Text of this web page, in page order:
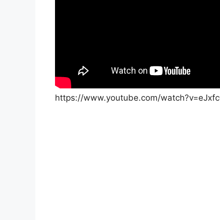
https://www.youtube.com/